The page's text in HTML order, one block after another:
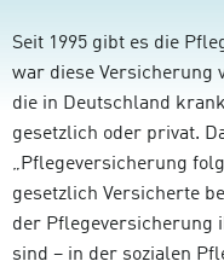
Seit 1995 gibt es die
war diese Versicherung
die in Deutschland
gesetzlich oder privat.
„Pflegeversicherung
gesetzlich Versicherte
der Pflegeversicherung
sind – in der sozialen